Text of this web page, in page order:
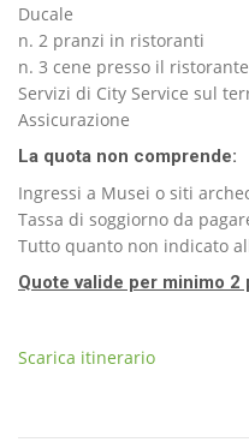
Ducale
n. 2 pranzi in ristoranti
n. 3 cene presso il
Servizi di City Service sul
Assicurazione
La quota non comprende:
Ingressi a Musei o siti
Tassa di soggiorno da
Tutto quanto non indicato
Quote valide per minimo 2
Scarica itinerario